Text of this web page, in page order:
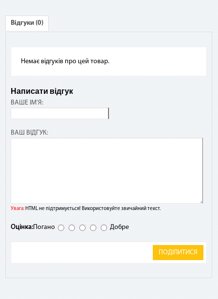
Відгуки (0)
Немає відгуків про цей товар.
Написати відгук
ВАШЕ ІМ'Я:
ВАШ ВІДГУК:
Увага:HTML не підтримується! Використовуйте звичайний текст.
Оцінка:Погано Добре
ПОДІЛИТИСЯ